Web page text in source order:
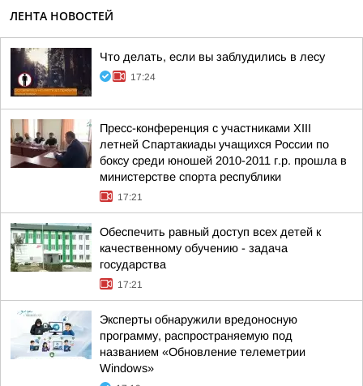
ЛЕНТА НОВОСТЕЙ
Что делать, если вы заблудились в лесу
17:24
Пресс-конференция с участниками XIII
летней Спартакиады учащихся России по
боксу среди юношей 2010-2011 г.р. прошла в
министерстве спорта республики
17:21
Обеспечить равный доступ всех детей к
качественному обучению - задача
государства
17:21
Эксперты обнаружили вредоносную
программу, распространяемую под
названием «Обновление телеметрии
Windows»